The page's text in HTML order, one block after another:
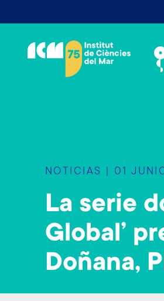
k
NOTICIAS | 01
La serie
Global’
Doñana,